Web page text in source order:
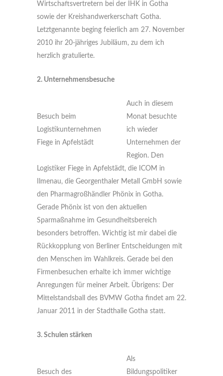
Wirtschaftsvertretern bei der IHK in Gotha
sowie der Kreishandwerkerschaft Gotha.
Letztgenannte beging feierlich am 27. November
2010 ihr 20-jähriges Jubiläum, zu dem ich
herzlich gratulierte.
2. Unternehmensbesuche
Besuch beim
Logistikunternehmen
Fiege in Apfelstädt
Auch in diesem
Monat besuchte
ich wieder
Unternehmen der
Region. Den
Logistiker Fiege in Apfelstädt, die ICOM in
Ilmenau, die Georgenthaler Metall GmbH sowie
den Pharmagroßhändler Phönix in Gotha.
Gerade Phönix ist von den aktuellen
Sparmaßnahme im Gesundheitsbereich
besonders betroffen. Wichtig ist mir dabei die
Rückkopplung von Berliner Entscheidungen mit
den Menschen im Wahlkreis. Gerade bei den
Firmenbesuchen erhalte ich immer wichtige
Anregungen für meiner Arbeit. Übrigens: Der
Mittelstandsball des BVMW Gotha findet am 22.
Januar 2011 in der Stadthalle Gotha statt.
3. Schulen stärken
Besuch des
Als
Bildungspolitiker